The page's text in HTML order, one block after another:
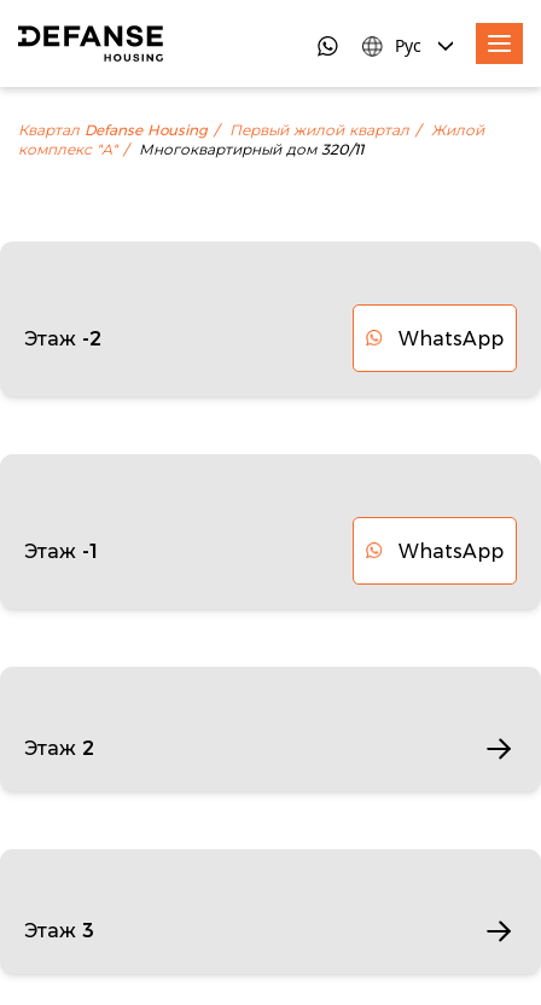
Рус
Квартал Defanse Housing Первый жилой квартал
Жилой
комплекс "А"
Многоквартирный дом 320/11
Этаж -2 WhatsApp
Этаж -1 WhatsApp
Этаж 2
Этаж 3